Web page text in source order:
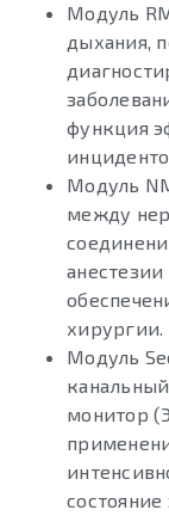
Модуль
дыхания,
функция
Модуль
между
хирургии.
Модуль
монитор